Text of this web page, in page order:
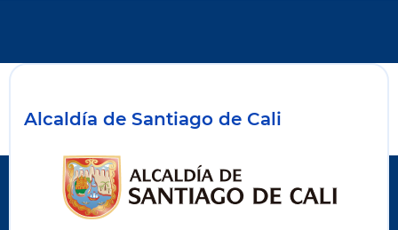
Alcaldía de Santiago de Cali